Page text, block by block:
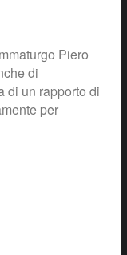
Piero
di
di un rapporto di
per